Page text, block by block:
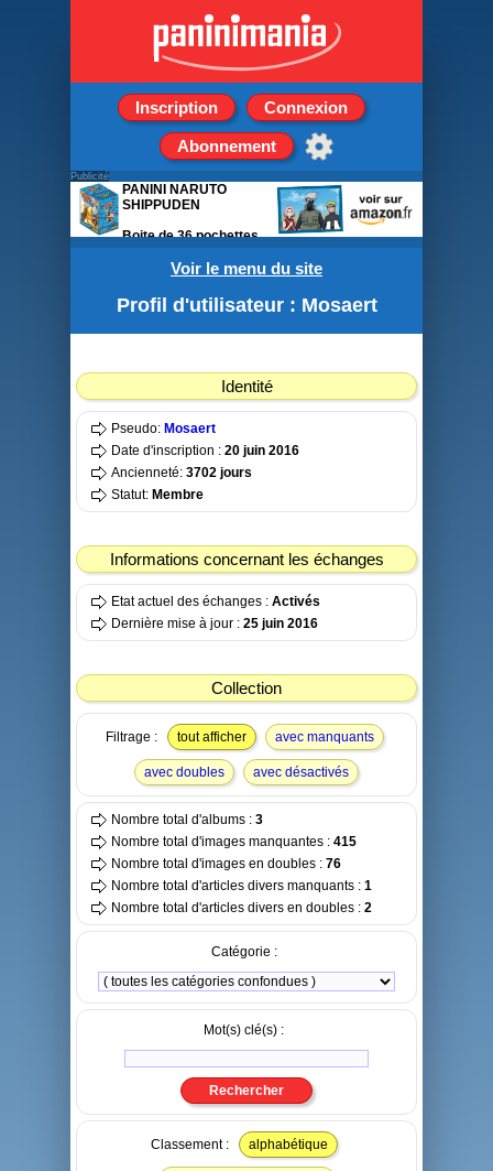
Inscription Connexion
Abonnement
Voir le menu du site
Profil d'utilisateur : Mosaert
Identité
Pseudo: Mosaert
Date d'inscription : 20 juin 2016
Ancienneté: 3702 jours
Statut: Membre
Informations concernant les échanges
Etat actuel des échanges : Activés
Dernière mise à jour : 25 juin 2016
Collection
Filtrage : tout afficher avec manquants
avec doubles avec désactivés
Nombre total d'albums : 3
Nombre total d'images manquantes : 415
Nombre total d'images en doubles : 76
Nombre total d'articles divers manquants : 1
Nombre total d'articles divers en doubles : 2
Catégorie :
Mot(s) clé(s) :
Classement : alphabétique
Publicité
PANINI NARUTO
SHIPPUDEN
Boite de 36 pochettes
de 4 stickers + 1 carte